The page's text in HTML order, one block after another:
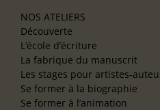
NOS ATELIERS
Découverte
L’école d’écriture
La fabrique du manuscrit
Les stages pour artistes-
Se former à la biographie
Se former à l’animation